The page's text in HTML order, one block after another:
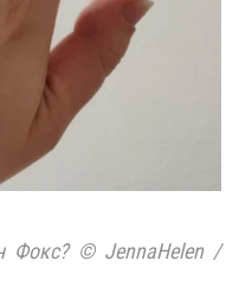
Фокс? © JennaHelen /